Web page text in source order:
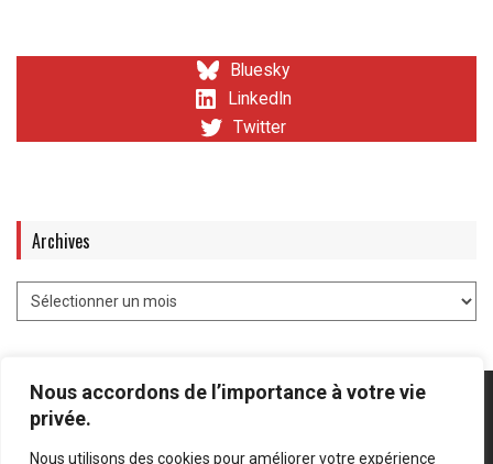
Nous accordons de l’importance à votre vie
privée.
Nous utilisons des cookies pour améliorer votre expérience
Bluesky
LinkedIn
Twitter
Archives